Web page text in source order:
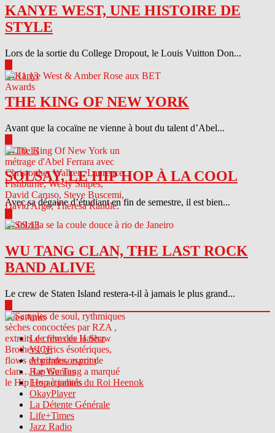
KANYE WEST, UNE HISTOIRE DE
STYLE
Lors de la sortie du College Dropout, le Louis Vuitton Don...
04.11.13
THE KING OF NEW YORK
Avant que la cocaïne ne vienne à bout du talent d’Abel...
04.10.13
SOLSAY, LE HIP HOP À LA COOL
Avec sa dégaine d’étudiant en fin de semestre, il est bien...
04.09.13
WU TANG CLAN, THE LAST ROCK
BAND ALIVE
Le crew de Staten Island restera-t-il à jamais le plus grand...
Sites Amis
Le crew des Haterz
VICE
Abcdrduson.com
Rap Genius
Les actualités du Roi Heenok
OkayPlayer
La Détente Générale
Life+Times
Jazz Radio